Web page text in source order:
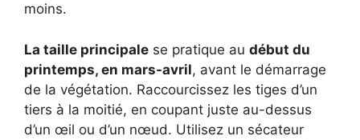
moins.
La taille principale se pratique au début du
printemps, en mars-avril, avant le démarrage
de la végétation. Raccourcissez les tiges d’un
tiers à la moitié, en coupant juste au-dessus
d’un œil ou d’un nœud. Utilisez un sécateur